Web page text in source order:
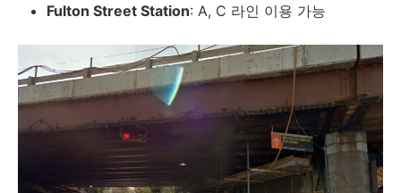
Fulton Street Station: A, C 라인 이용 가능